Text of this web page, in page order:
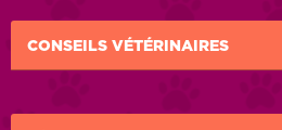
CONSEILS VÉTÉRINAIRES